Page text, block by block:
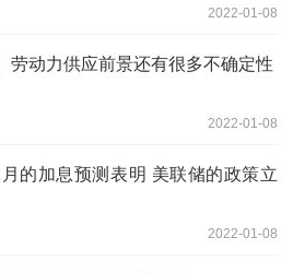
2022-01-08
劳动力供应前景还有很多不确定性
2022-01-08
的加息预测表明 美联储的政策立
2022-01-08